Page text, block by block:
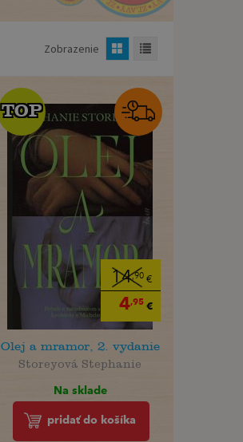
Zobrazenie
14,90€
4,95€
TOP
TOP
Olej a mramor, 2. vydanie
Storeyová Stephanie
Na sklade
pridať do košíka